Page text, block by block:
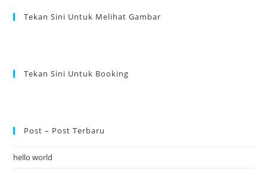
Tekan Sini Untuk Melihat Gambar
Tekan Sini Untuk Booking
Post – Post Terbaru
hello world